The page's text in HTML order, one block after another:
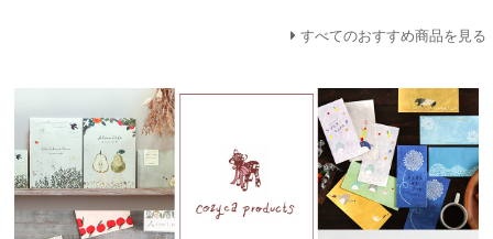
すべてのおすすめ商品を見る